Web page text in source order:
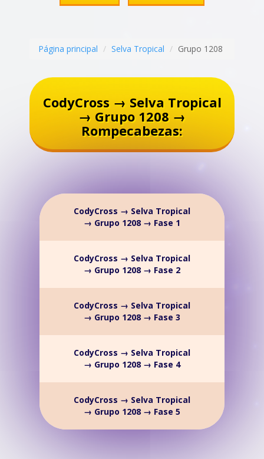
Página principal Selva Tropical Grupo 1208
CodyCross → Selva Tropical
→ Grupo 1208 →
Rompecabezas:
CodyCross → Selva Tropical
→ Grupo 1208 → Fase 1
CodyCross → Selva Tropical
→ Grupo 1208 → Fase 2
CodyCross → Selva Tropical
→ Grupo 1208 → Fase 3
CodyCross → Selva Tropical
→ Grupo 1208 → Fase 4
CodyCross → Selva Tropical
→ Grupo 1208 → Fase 5